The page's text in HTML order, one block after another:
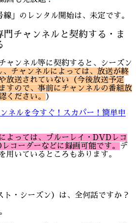
」のレンタル開始は、未定です。
門チャンネルと契約する・ま
ャンネル等に契約すると、シーズン
、チャンネルによっては、放送が終
放送されていない（今後放送予定
すので、事前にチャンネルの番組放
ください。
）
ネルを今すぐ！スカパー！簡単申
よっては、ブルーレイ・DVDレコ
コーダーなどに録画可能です。
デ
用いているところもあります。
ト・シーズン）は、全何話ですか？